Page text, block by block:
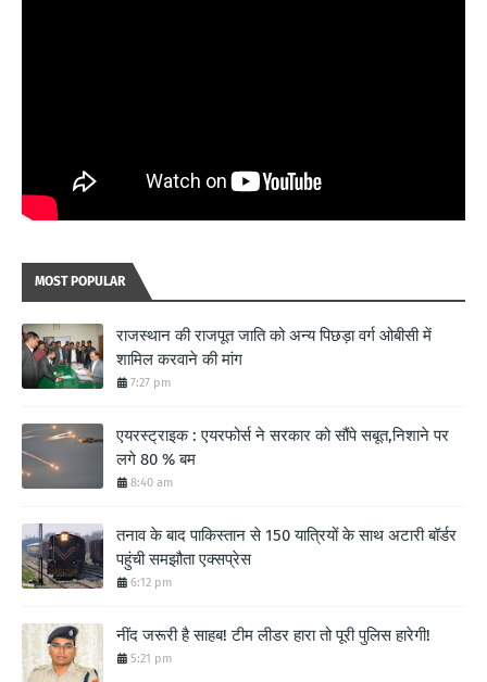
MOST POPULAR
राजस्थान की राजपूत जाति को अन्य पिछड़ा वर्ग ओबीसी में
शामिल करवाने की मांग
7:27 pm
एयरस्ट्राइक : एयरफोर्स ने सरकार को सौंपे सबूत,निशाने पर
लगे 80 % बम
8:40 am
तनाव के बाद पाकिस्तान से 150 यात्रियों के साथ अटारी बॉर्डर
पहुंची समझौता एक्सप्रेस
6:12 pm
नींद जरूरी है साहब! टीम लीडर हारा तो पूरी पुलिस हारेगी!
5:21 pm